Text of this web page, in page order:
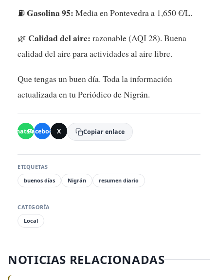
⛽Gasolina 95: Media en Pontevedra a 1,650 €/L.
🌿 Calidad del aire: razonable (AQI 28). Buena
calidad del aire para actividades al aire libre.
Que tengas un buen día. Toda la información
actualizada en tu Periódico de Nigrán.
WhatsApp
Facebook X Copiar enlace
ETIQUETAS
buenos días
Nigrán resumen diario
CATEGORÍA
Local
NOTICIAS RELACIONADAS